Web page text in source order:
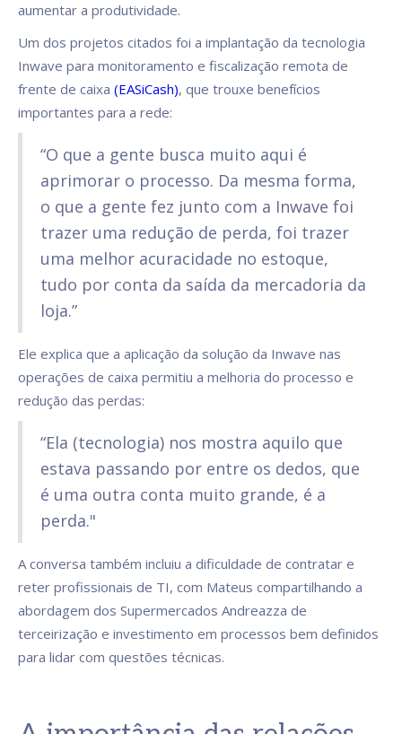
aumentar a produtividade.
Um dos projetos citados foi a implantação da tecnologia
Inwave para monitoramento e fiscalização remota de
frente de caixa (EASiCash), que trouxe benefícios
importantes para a rede:
“O que a gente busca muito aqui é
aprimorar o processo. Da mesma forma,
o que a gente fez junto com a Inwave foi
trazer uma redução de perda, foi trazer
uma melhor acuracidade no estoque,
tudo por conta da saída da mercadoria da
loja.”
Ele explica que a aplicação da solução da Inwave nas
operações de caixa permitiu a melhoria do processo e
redução das perdas:
“Ela (tecnologia) nos mostra aquilo que
estava passando por entre os dedos, que
é uma outra conta muito grande, é a
perda."
A conversa também incluiu a dificuldade de contratar e
reter profissionais de TI, com Mateus compartilhando a
abordagem dos Supermercados Andreazza de
terceirização e investimento em processos bem definidos
para lidar com questões técnicas.